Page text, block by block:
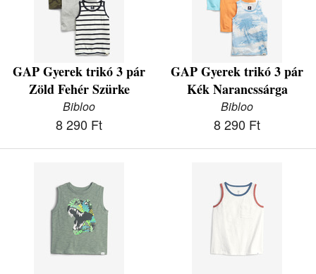
GAP Gyerek trikó 3 pár
Zöld Fehér Szürke
Bibloo
8 290 Ft
GAP Gyerek trikó 3 pár
Kék Narancssárga
Bibloo
8 290 Ft